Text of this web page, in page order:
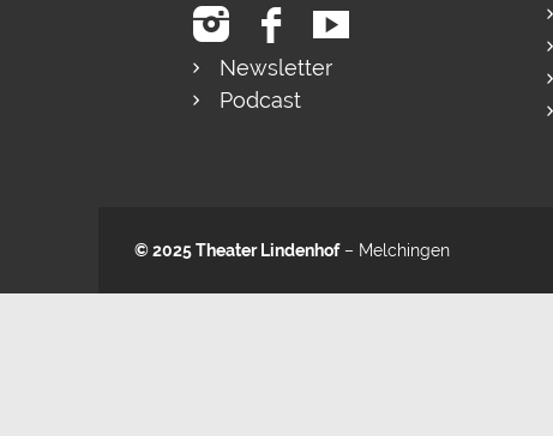
Newsletter
Podcast
© 2025Theater Lindenhof– Melchingen